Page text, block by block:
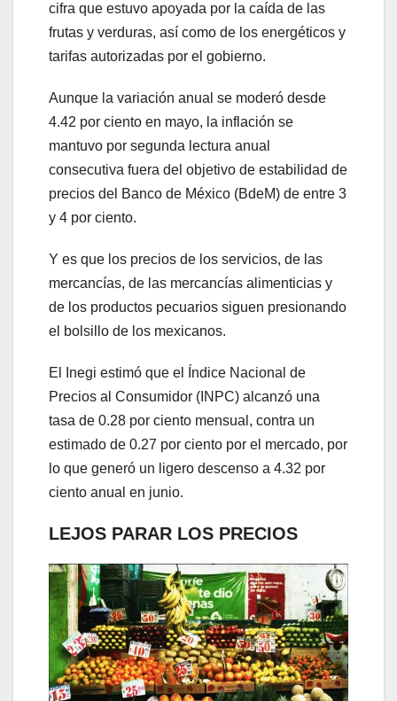
cifra que estuvo apoyada por la caída de las
frutas y verduras, así como de los energéticos y
tarifas autorizadas por el gobierno.
Aunque la variación anual se moderó desde
4.42 por ciento en mayo, la inflación se
mantuvo por segunda lectura anual
consecutiva fuera del objetivo de estabilidad de
precios del Banco de México (BdeM) de entre 3
y 4 por ciento.
Y es que los precios de los servicios, de las
mercancías, de las mercancías alimenticias y
de los productos pecuarios siguen presionando
el bolsillo de los mexicanos.
El Inegi estimó que el Índice Nacional de
Precios al Consumidor (INPC) alcanzó una
tasa de 0.28 por ciento mensual, contra un
estimado de 0.27 por ciento por el mercado, por
lo que generó un ligero descenso a 4.32 por
ciento anual en junio.
LEJOS PARAR LOS PRECIOS